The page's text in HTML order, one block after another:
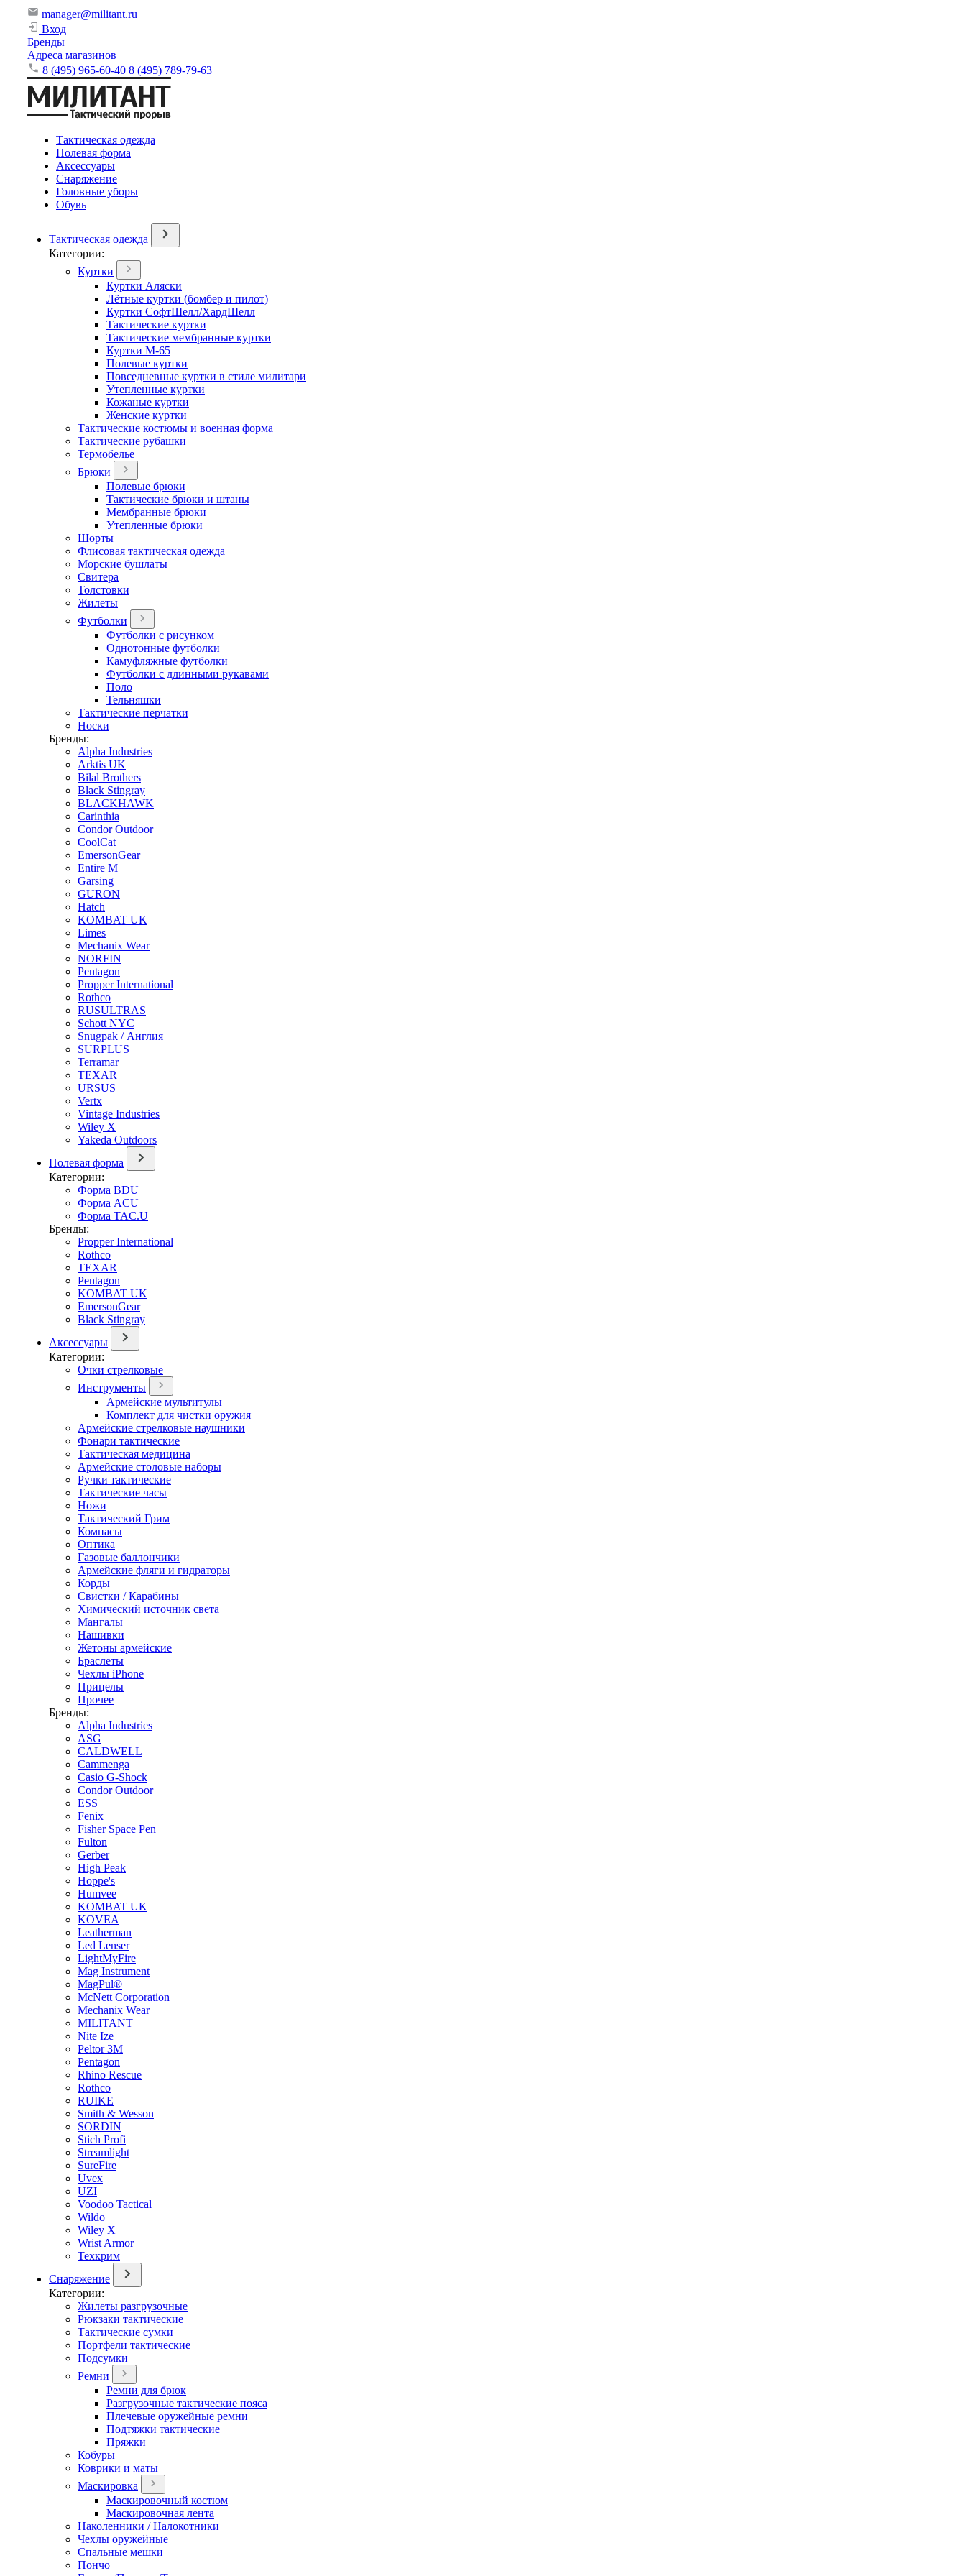
manager@militant.ru
Вход
Бренды
Адреса магазинов
8 (495) 965-60-40 8 (495) 789-79-63
Тактическая одежда
Полевая форма
Аксессуары
Снаряжение
Головные уборы
Обувь
Тактическая одежда
Категории:
Куртки
Куртки Аляски
Лётные куртки (бомбер и пилот)
Куртки СофтШелл/ХардШелл
Тактические куртки
Тактические мембранные куртки
Куртки М-65
Полевые куртки
Повседневные куртки в стиле милитари
Утепленные куртки
Кожаные куртки
Женские куртки
Тактические костюмы и военная форма
Тактические рубашки
Термобелье
Брюки
Полевые брюки
Тактические брюки и штаны
Мембранные брюки
Утепленные брюки
Шорты
Флисовая тактическая одежда
Морские бушлаты
Свитера
Толстовки
Жилеты
Футболки
Футболки с рисунком
Однотонные футболки
Камуфляжные футболки
Футболки с длинными рукавами
Поло
Тельняшки
Тактические перчатки
Носки
Бренды:
Alpha Industries
Arktis UK
Bilal Brothers
Black Stingray
BLACKHAWK
Carinthia
Condor Outdoor
CoolCat
EmersonGear
Entire M
Garsing
GURON
Hatch
KOMBAT UK
Limes
Mechanix Wear
NORFIN
Pentagon
Propper International
Rothco
RUSULTRAS
Schott NYC
Snugpak / Англия
SURPLUS
Terramar
TEXAR
URSUS
Vertx
Vintage Industries
Wiley X
Yakeda Outdoors
Полевая форма
Категории:
Форма BDU
Форма ACU
Форма TAC.U
Бренды:
Propper International
Rothco
TEXAR
Pentagon
KOMBAT UK
EmersonGear
Black Stingray
Аксессуары
Категории:
Очки стрелковые
Инструменты
Армейские мультитулы
Комплект для чистки оружия
Армейские стрелковые наушники
Фонари тактические
Тактическая медицина
Армейские столовые наборы
Ручки тактические
Тактические часы
Ножи
Тактический Грим
Компасы
Оптика
Газовые баллончики
Армейские фляги и гидраторы
Корды
Свистки / Карабины
Химический источник света
Мангалы
Нашивки
Жетоны армейские
Браслеты
Чехлы iPhone
Прицелы
Прочее
Бренды:
Alpha Industries
ASG
CALDWELL
Cammenga
Casio G-Shock
Condor Outdoor
ESS
Fenix
Fisher Space Pen
Fulton
Gerber
High Peak
Hoppe's
Humvee
KOMBAT UK
KOVEA
Leatherman
Led Lenser
LightMyFire
Mag Instrument
MagPul®
McNett Corporation
Mechanix Wear
MILITANT
Nite Ize
Peltor 3M
Pentagon
Rhino Rescue
Rothco
RUIKE
Smith & Wesson
SORDIN
Stich Profi
Streamlight
SureFire
Uvex
UZI
Voodoo Tactical
Wildo
Wiley X
Wrist Armor
Техкрим
Снаряжение
Категории:
Жилеты разгрузочные
Рюкзаки тактические
Тактические сумки
Портфели тактические
Подсумки
Ремни
Ремни для брюк
Разгрузочные тактические пояса
Плечевые оружейные ремни
Подтяжки тактические
Пряжки
Кобуры
Коврики и маты
Маскировка
Маскировочный костюм
Маскировочная лента
Наколенники / Налокотники
Чехлы оружейные
Спальные мешки
Пончо